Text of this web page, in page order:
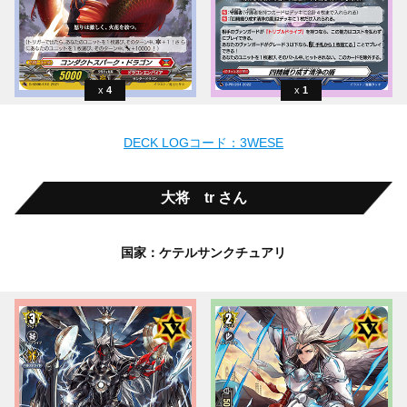
4 1
DECK LOGコード：3WESE
大将 tr さん
国家：ケテルサンクチュアリ